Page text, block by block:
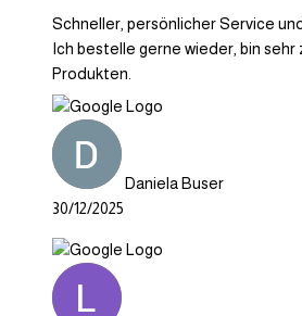
Schneller, persönlicher Service
Ich bestelle gerne wieder, bin
Produkten.
Daniela Buser
30/12/2025